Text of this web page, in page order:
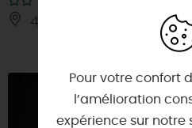
45410 - ARTENAY
Pour votre confort
l’amélioration
expérience sur notre